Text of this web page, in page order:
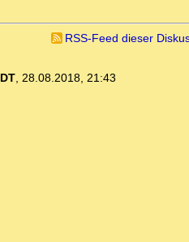
RSS-Feed dieser
DT, 28.08.2018, 21:43